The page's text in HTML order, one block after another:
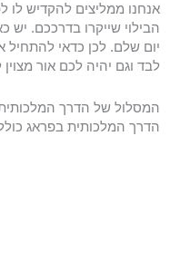
אנחנו ממליצים להקדיש לו
הבילוי שייקרו בדרככם.
יום שלם. לכן כדאי
לבד וגם יהיה לכם אור
המסלול של הדרך
הדרך המלכותית בפראג כוללת 9 אתרים